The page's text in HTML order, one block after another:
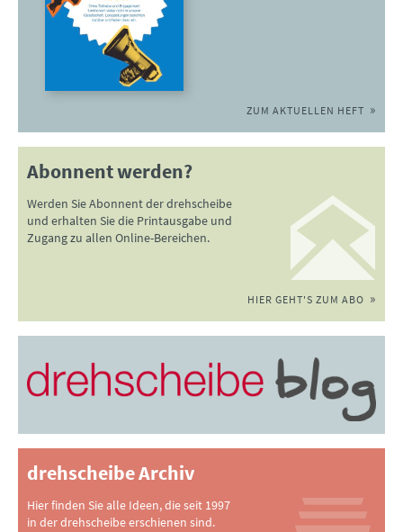
ZUM AKTUELLEN HEFT
Abonnent werden?
Werden Sie Abonnent der drehscheibe
und erhalten Sie die Printausgabe und
Zugang zu allen Online-Bereichen.
HIER GEHT'S ZUM ABO
drehscheibe Archiv
Hier finden Sie alle Ideen, die seit 1997
in der drehscheibe erschienen sind.